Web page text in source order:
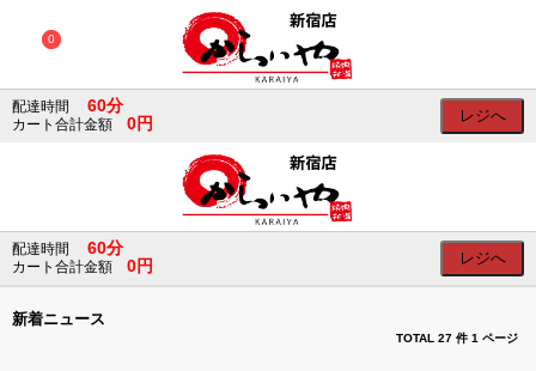
0
会
員
ログイン
会員登録
SNS
配達時間 60分
カート合計金額 0円 レジへ
0
配達時間 60分
カート合計金額 0円 レジへ
新着ニュース
TOTAL 27 件 1 ページ